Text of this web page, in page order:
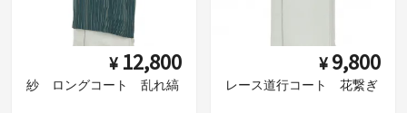
¥ 12,800
紗 ロングコート 乱れ縞
¥ 9,800
レース道行コート 花繋ぎ